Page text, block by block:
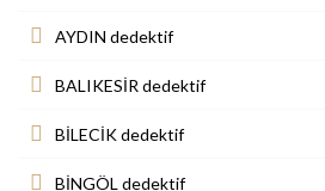
AYDIN dedektif
BALIKESİR dedektif
BİLECİK dedektif
BİNGÖL dedektif